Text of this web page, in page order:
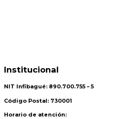
Institucional
NIT Infibagué: 890.700.755 – 5
Código Postal: 730001
Horario de atención: